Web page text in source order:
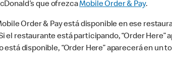
que ofrezcaMobile Order & Pay.
Order & Pay está disponible en ese
restaurante está participando, “Order Here”
disponible, “Order Here” aparecerá en un